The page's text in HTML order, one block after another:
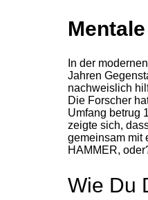
In der
Jahren
nachweislich
Die Forscher
Umfang betrug
zeigte sich,
gemeinsam mit
HAMMER,
Wie Du